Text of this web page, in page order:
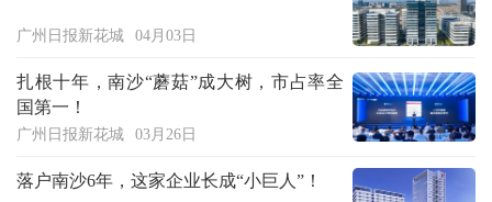
广州日报新花城 04月03日
扎根十年，南沙“蘑菇”成大树，市占率全
国第一！
广州日报新花城 03月26日
落户南沙6年，这家企业长成“小巨人”！